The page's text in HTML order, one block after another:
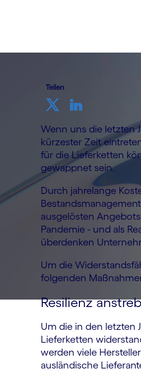
Teilen
Wenn uns die letzten
kürzester Zeit
für die Lieferketten
gewappnet sein.
Durch jahrelange
ausgelösten
Pandemie - und als
überdenken
Um die
folgenden
Resilienz
Um die in den letzten
Lieferketten
werden viele
ausländische